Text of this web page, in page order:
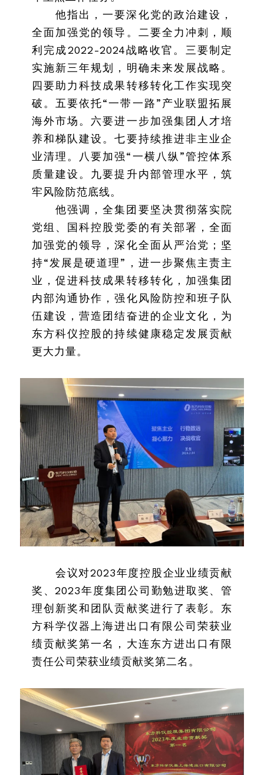
他指出，一要深化党的政治建设，
全面加强党的领导。二要全力冲刺，顺
利完成2022-2024战略收官。三要制定
实施新三年规划，明确未来发展战略。
四要助力科技成果转移转化工作实现突
破。五要依托“一带一路”产业联盟拓展
海外市场。六要进一步加强集团人才培
养和梯队建设。七要持续推进非主业企
业清理。八要加强“一横八纵”管控体系
质量建设。九要提升内部管理水平，筑
牢风险防范底线。
他强调，全集团要坚决贯彻落实院
党组、国科控股党委的有关部署，全面
加强党的领导，深化全面从严治党；坚
持“发展是硬道理”，进一步聚焦主责主
业，促进科技成果转移转化，加强集团
内部沟通协作，强化风险防控和班子队
伍建设，营造团结奋进的企业文化，为
东方科仪控股的持续健康稳定发展贡献
更大力量。
会议对2023年度控股企业业绩贡献
奖、2023年度集团公司勤勉进取奖、管
理创新奖和团队贡献奖进行了表彰。东
方科学仪器上海进出口有限公司荣获业
绩贡献奖第一名，大连东方进出口有限
责任公司荣获业绩贡献奖第二名。